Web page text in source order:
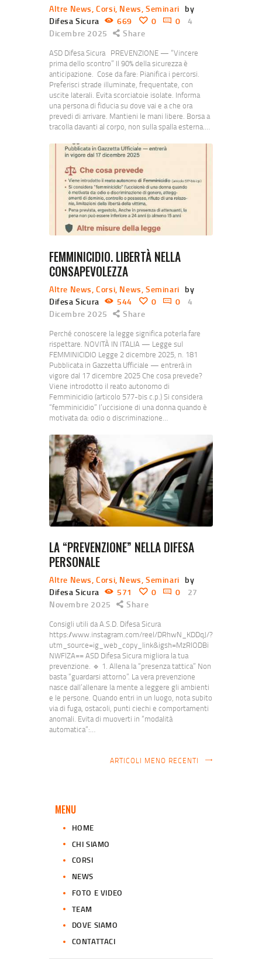
Altre News ,Corsi News ,Seminari by
Difesa Sicura
669 0 0
4
Dicembre 2025
Share
ASD Difesa Sicura PREVENZIONE — “Vincere
prima dello scontro” Il 90% della sicurezza è
anticipazione. Cose da fare: Pianifica i percorsi.
Preferisci strade illuminate, frequentate, con
uscite laterali. Evita scorciatoie isolate. Informa
una persona di fiducia su dove vai e a che ora
prevedi di arrivare. Mantieni le mani libere. Borsa a
tracolla davanti al corpo, non sulla spalla esterna.…
FEMMINICIDIO. LIBERTÀ NELLA
CONSAPEVOLEZZA
Altre News ,Corsi News ,Seminari by
Difesa Sicura
544 0 0
4
Dicembre 2025
Share
Perché conoscere la legge significa poterla fare
rispettare. NOVITÀ IN ITALIA — Legge sul
FEMMINICIDIO Legge 2 dicembre 2025, n. 181
Pubblicata in Gazzetta Ufficiale — entrerà in
vigore dal 17 dicembre 2025 Che cosa prevede?
Viene introdotto il reato autonomo di
Femminicidio (articolo 577-bis c.p.) Si considera
“femminicidio” l’uccisione di una donna quando è
motivata da: odio o discriminazione…
LA “PREVENZIONE” NELLA DIFESA
PERSONALE
Altre News,Corsi, News,Seminari by
Difesa Sicura
571 0 0
27
Novembre 2025
Share
Consigli utili da A.S.D. Difesa Sicura
https://www.instagram.com/reel/DRhwN_KDDqJ/?
utm_source=ig_web_copy_link&igsh=MzRlODBi
NWFlZA== ASD Difesa Sicura migliora la tua
prevenzione. 🔹 1. Allena la “presenza tattica” Non
basta “guardarsi attorno”. La vera prevenzione
nasce dall’allenare la mente a leggere gli ambienti
e le persone. Quando entri in un luogo, nota subito
via di fuga, ostacoli, punti ciechi e comportamenti
anomali. Evita di muoverti in “modalità
automatica”:…
ARTICOLI MENO RECENTI
MENU
HOME
CHI SIAMO
CORSI
NEWS
FOTO E VIDEO
TEAM
DOVE SIAMO
CONTATTACI